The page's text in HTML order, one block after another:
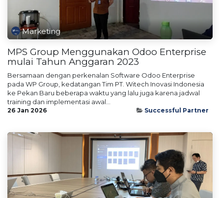
Marketing
MPS Group Menggunakan Odoo Enterprise
mulai Tahun Anggaran 2023
Bersamaan dengan perkenalan Software Odoo Enterprise
pada WP Group, kedatangan Tim PT. Witech Inovasi Indonesia
ke Pekan Baru beberapa waktu yang lalu juga karena jadwal
training dan implementasi awal...
26 Jan 2026 Successful Partner